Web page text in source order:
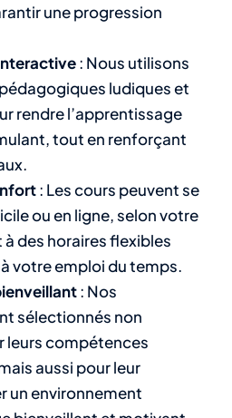
une progression
: Nous utilisons
ludiques et
rendre l’apprentissage
tout en renforçant
: Les cours peuvent se
ou en ligne, selon votre
des horaires flexibles
votre emploi du temps.
: Nos
sélectionnés non
leurs compétences
aussi pour leur
un environnement